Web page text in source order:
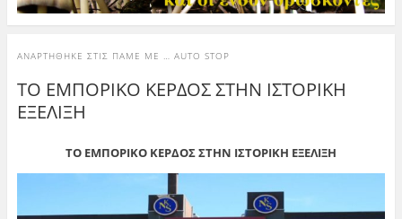
ΑΝΑΡΤΉΘΗΚΕ ΣΤΙΣ ΠΆΜΕ ΜΕ … AUTO STOP
ΤΟ ΕΜΠΟΡΙΚΟ ΚΕΡΔΟΣ ΣΤΗΝ ΙΣΤΟΡΙΚΗ
ΕΞΕΛΙΞΗ
ΤΟ ΕΜΠΟΡΙΚΟ ΚΕΡΔΟΣ ΣΤΗΝ ΙΣΤΟΡΙΚΗ ΕΞΕΛΙΞΗ